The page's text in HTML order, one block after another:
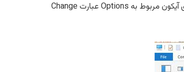
در ویندوز 10 بعد از باز کردن File Explorer ویندوز میتوانید با انتخاب سربرگ View در بالای پنجره و سپس کلیک بر روی آیکون مربوط به Options عبارت Change